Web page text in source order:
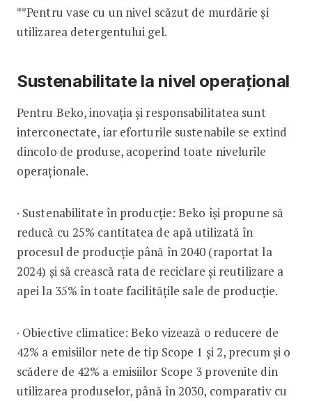
**Pentru vase cu un nivel scăzut de murdărie și
utilizarea detergentului gel.
Sustenabilitate la nivel operațional
Pentru Beko, inovația și responsabilitatea sunt
interconectate, iar eforturile sustenabile se extind
dincolo de produse, acoperind toate nivelurile
operaționale.
· Sustenabilitate în producție: Beko își propune să
reducă cu 25% cantitatea de apă utilizată în
procesul de producție până în 2040 (raportat la
2024) și să crească rata de reciclare și reutilizare a
apei la 35% în toate facilitățile sale de producție.
· Obiective climatice: Beko vizează o reducere de
42% a emisiilor nete de tip Scope 1 și 2, precum și o
scădere de 42% a emisiilor Scope 3 provenite din
utilizarea produselor, până în 2030, comparativ cu